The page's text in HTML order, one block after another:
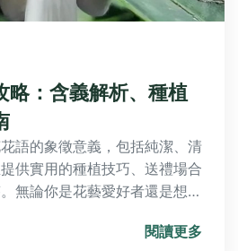
略：含義解析、種植
語的象徵意義，包括純潔、清
供實用的種植技巧、送禮場合
無論你是花藝愛好者還是想送
。
閱讀更多